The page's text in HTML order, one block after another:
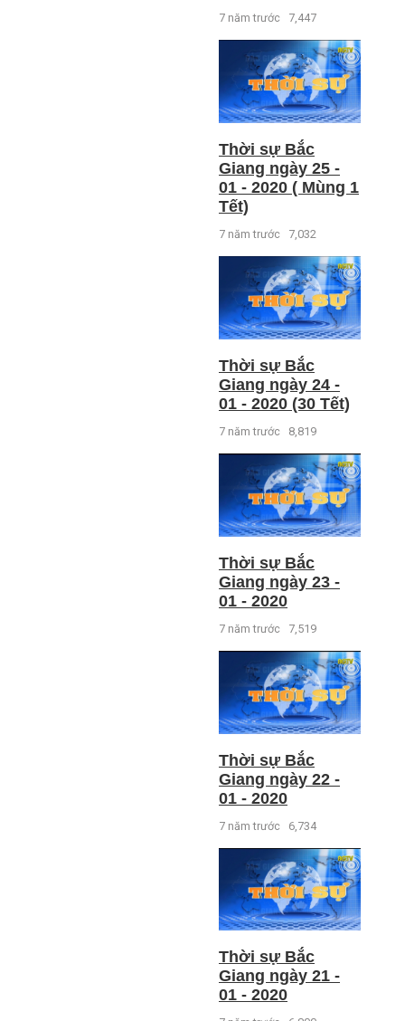
7 năm trước 7,447
Thời sự Bắc
Giang ngày 25 -
01 - 2020 ( Mùng 1
Tết)
7 năm trước 7,032
Thời sự Bắc
Giang ngày 24 -
01 - 2020 (30 Tết)
7 năm trước 8,819
Thời sự Bắc
Giang ngày 23 -
01 - 2020
7 năm trước 7,519
Thời sự Bắc
Giang ngày 22 -
01 - 2020
7 năm trước 6,734
Thời sự Bắc
Giang ngày 21 -
01 - 2020